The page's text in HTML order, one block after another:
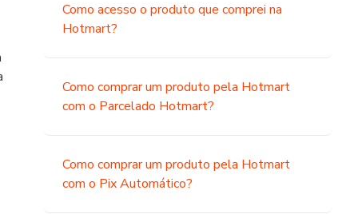
Como acesso o produto que comprei na
Hotmart?
Como comprar um produto pela Hotmart
com o Parcelado Hotmart?
Como comprar um produto pela Hotmart
com o Pix Automático?